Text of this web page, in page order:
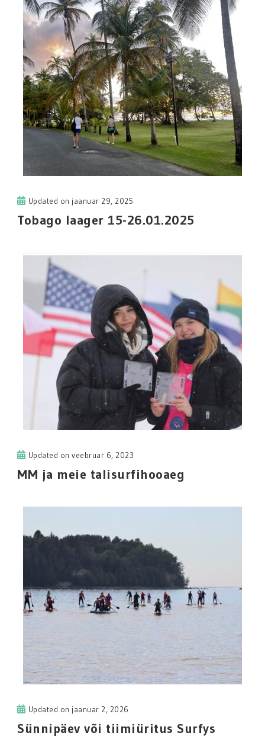
Updated on jaanuar 29, 2025
Tobago laager 15-26.01.2025
Updated onveebruar 6, 2023
MM ja meie talisurfihooaeg
Updated on jaanuar 2, 2026
Sünnipäev või tiimiüritus Surfys